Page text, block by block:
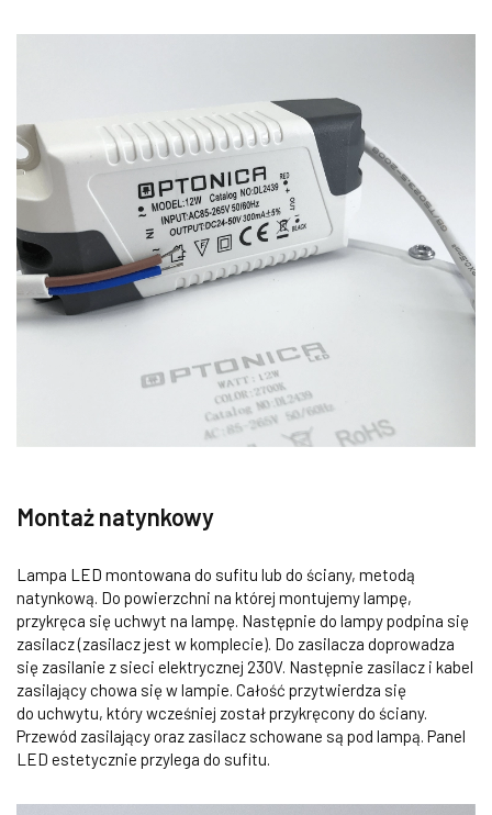
Montaż natynkowy
Lampa LED montowana do sufitu lub do ściany, metodą
natynkową. Do powierzchni na której montujemy lampę,
przykręca się uchwyt na lampę. Następnie do lampy podpina się
zasilacz (zasilacz jest w komplecie). Do zasilacza doprowadza
się zasilanie z sieci elektrycznej 230V. Następnie zasilacz i kabel
zasilający chowa się w lampie. Całość przytwierdza się
do uchwytu, który wcześniej został przykręcony do ściany.
Przewód zasilający oraz zasilacz schowane są pod lampą. Panel
LED estetycznie przylega do sufitu.